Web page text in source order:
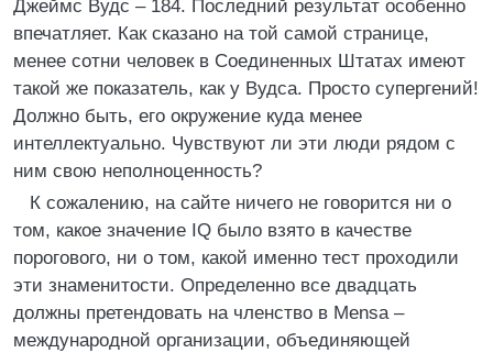
Джеймс Вудс – 184. Последний результат особенно
впечатляет. Как сказано на той самой странице,
менее сотни человек в Соединенных Штатах имеют
такой же показатель, как у Вудса. Просто супергений!
Должно быть, его окружение куда менее
интеллектуально. Чувствуют ли эти люди рядом с
ним свою неполноценность?
К сожалению, на сайте ничего не говорится ни о
том, какое значение IQ было взято в качестве
порогового, ни о том, какой именно тест проходили
эти знаменитости. Определенно все двадцать
должны претендовать на членство в Mensa –
международной организации, объединяющей